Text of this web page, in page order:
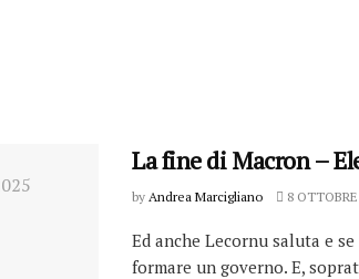
La fine di Macron –
by Andrea Marcigliano 8
Ed anche Lecornu saluta e
formare un governo. E,